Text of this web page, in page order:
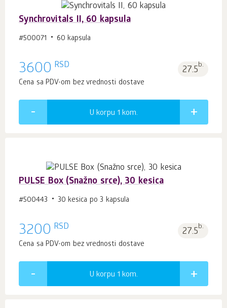
Synchrovitals II, 60 kapsula
#500071 60 kapsula
3600 RSD 27.5b.
Cena sa PDV-om bez vrednosti dostave
U korpu 1 kom.
PULSE Box (Snažno srce), 30 kesica
#500443 30 kesica po 3 kapsula
3200 RSD 27.5b.
Cena sa PDV-om bez vrednosti dostave
U korpu 1 kom.